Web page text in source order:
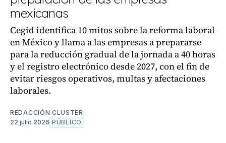
mexicanas
Cegid identifica 10 mitos sobre la reforma laboral
en México y llama a las empresas a prepararse
para la reducción gradual de la jornada a 40 horas
y el registro electrónico desde 2027, con el fin de
evitar riesgos operativos, multas y afectaciones
laborales.
REDACCIÓN CLUSTER
22 julio 2026 PÚBLICO